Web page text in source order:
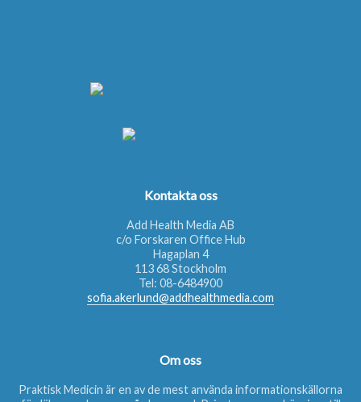
Kontakta oss
Add Health Media AB
c/o Forskaren Office Hub
Hagaplan 4
113 68 Stockholm
Tel: 08-6484900
sofia.akerlund@addhealthmedia.com
Om oss
Praktisk Medicin är en av de mest använda informationskällorna